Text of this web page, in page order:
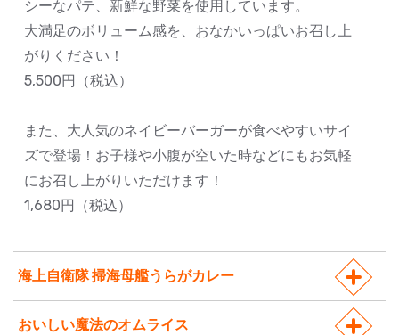
シーなパテ、新鮮な野菜を使用しています。
大満足のボリューム感を、おなかいっぱいお召し上
がりください！
5,500円（税込）
また、大人気のネイビーバーガーが食べやすいサイ
ズで登場！お子様や小腹が空いた時などにもお気軽
にお召し上がりいただけます！
1,680円（税込）
海上自衛隊 掃海母艦うらがカレー
おいしい魔法のオムライス